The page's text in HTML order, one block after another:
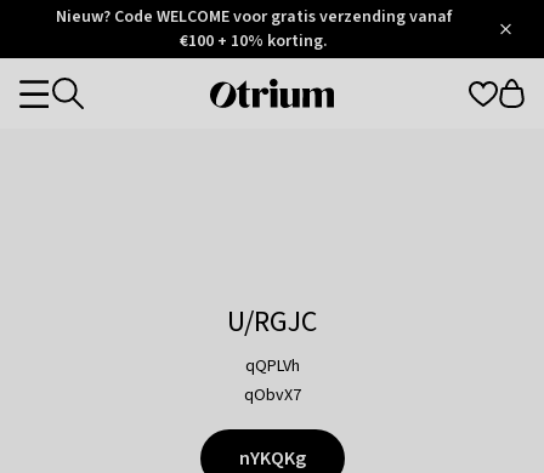
Otrium
Trustpilot
Nieuw? Code WELCOME voor gratis verzending vanaf
€100 + 10% korting.
Otrium
Categories
U/RGJC
qQPLVh
qObvX7
nYKQKg